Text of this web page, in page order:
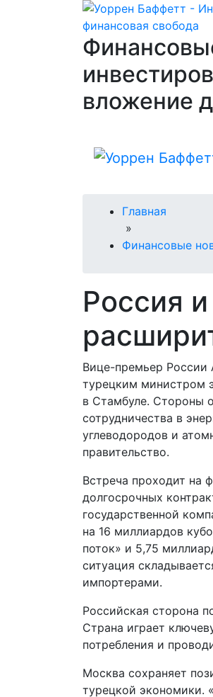
вложение
Главная
»
Финансовые
Россия
Вице-премьер России
турецким министром
в Стамбуле. Стороны
сотрудничества в
углеводородов и
правительство.
Встреча проходит на
долгосрочных
государственной
на 16 миллиардов
поток» и 5,75
ситуация
импортерами.
Российская сторона
Страна играет
потребления и
Москва сохраняет
турецкой экономики.